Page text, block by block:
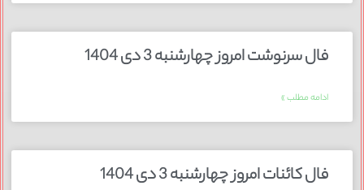
فال سرنوشت امروز چهارشنبه 3 دی 1404
ادامه مطلب »
فال کائنات امروز چهارشنبه 3 دی 1404